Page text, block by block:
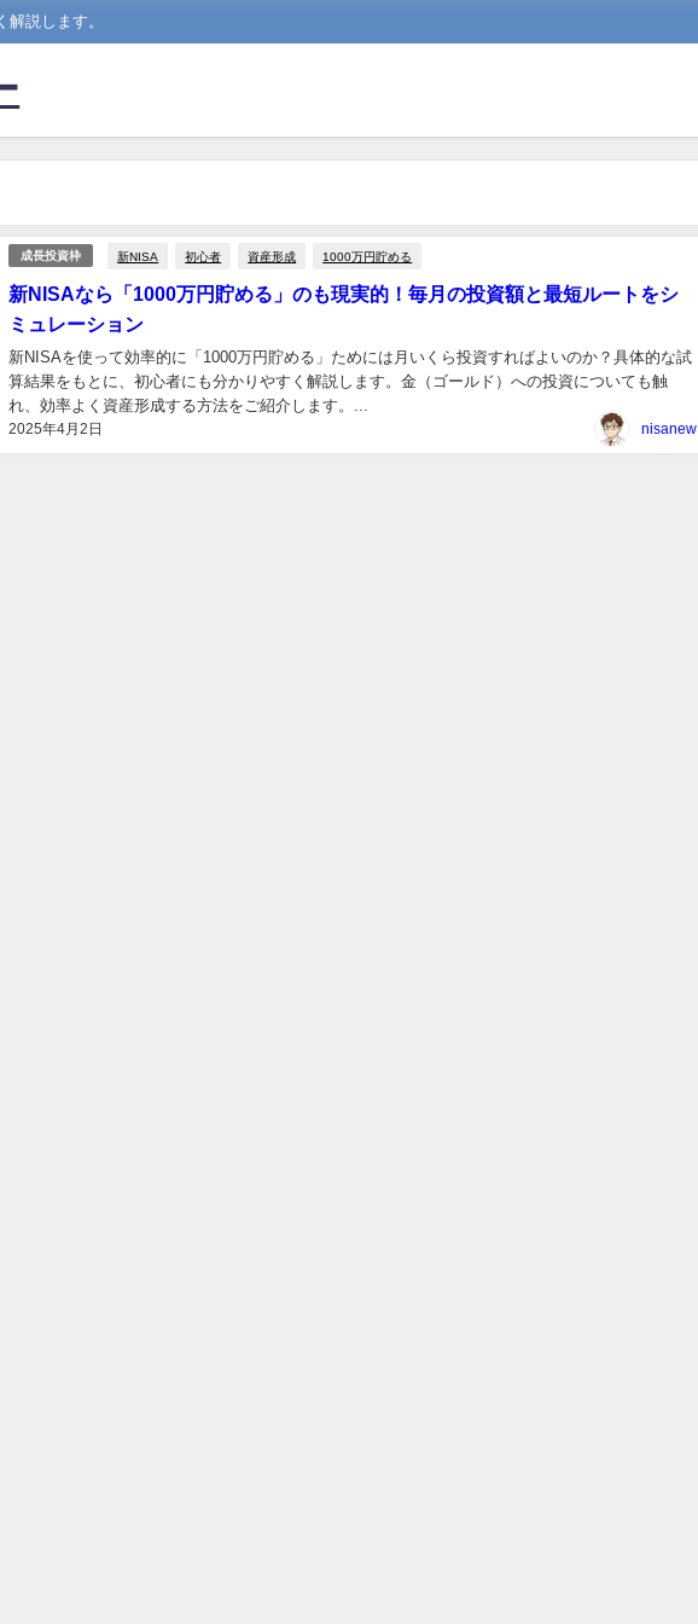
説します。
成長投資枠 新NISA 初心者 資産形成 1000万円貯める
新NISAなら「1000万円貯める」のも現実的！毎月の投資額と最短ルートをシ
ミュレーション
2025年4月2日
新NISAを使って効率的に「1000万円貯める」ためには月いくら投資すればよいのか？具体的な試
算結果をもとに、初心者にも分かりやすく解説します。金（ゴールド）への投資についても触
れ、効率よく資産形成する方法をご紹介します。...
nisanew